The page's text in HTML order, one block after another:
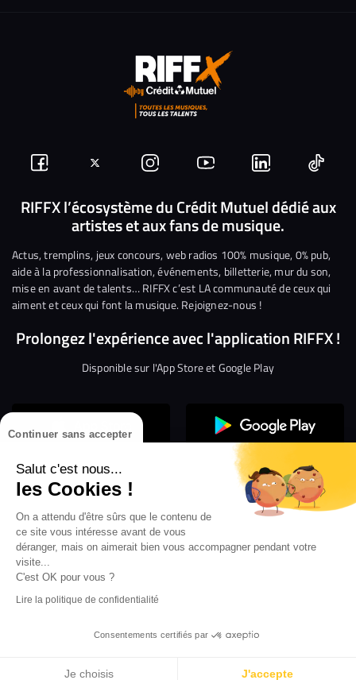
Continuer sans accepter
Salut c'est nous...
les Cookies !
On a attendu d'être sûrs que le contenu de
ce site vous intéresse avant de vous
déranger, mais on aimerait bien vous accompagner pendant votre
visite...
C'est OK pour vous ?
Lire la politique de confidentialité
Consentements certifiés par
Je choisis J'accepte
Suivez-
nous
Facebook
Suivez-
nous
sur
Twitter
Nous
rejoindre
sur
Instagram
Nous
rejoindre
sur
YouTube
Nous
rejoindre
sur
Linkedin
Nous
RIFFX l’écosystème du Crédit Mutuel dédié aux
artistes et aux fans de musique.
Actus, tremplins, jeux concours, web radios 100% musique, 0% pub,
aide à la professionnalisation, événements, billetterie, mur du son,
mise en avant de talents… RIFFX c’est LA communauté de ceux qui
aiment et ceux qui font la musique. Rejoignez-nous !
Prolongez l'expérience avec l'application RIFFX !
Disponible sur l'App Store et Google Play
Confidentialité
Gestion des cookies
Conditions générales d’utilisation
Mentions légales
les webradios RIFFX
en exclusivité sur VIBES le titre de la révé